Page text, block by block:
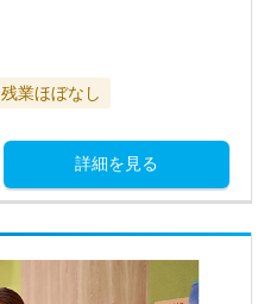
残業ほぼなし
詳細を見る